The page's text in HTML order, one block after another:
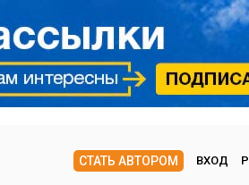
СТАТЬ АВТОРОМ ВХОД